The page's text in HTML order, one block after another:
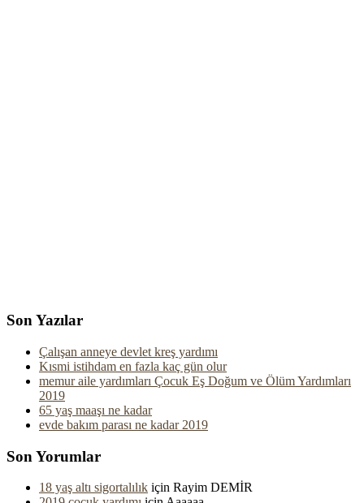
Son Yazılar
Çalışan anneye devlet kreş yardımı
Kısmi istihdam en fazla kaç gün olur
memur aile yardımları Çocuk Eş Doğum ve Ölüm Yardımları
2019
65 yaş maaşı ne kadar
evde bakım parası ne kadar 2019
Son Yorumlar
18 yaş altı sigortalılık için Rayim DEMİR